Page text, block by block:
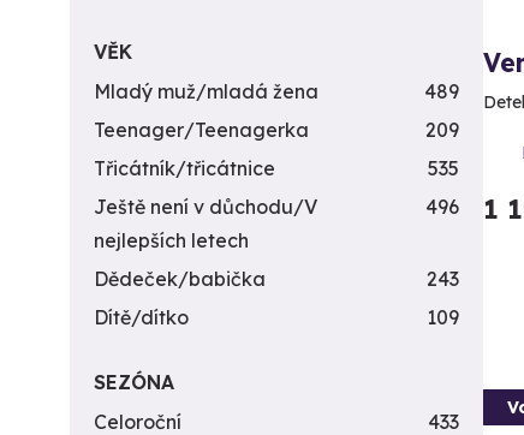
1
VĚK
Mladý muž/mladá žena
489
Teenager/Teenagerka
209
Třicátník/třicátnice
535
Ještě není v důchodu/V
nejlepších letech
496
Dědeček/babička
243
Dítě/dítko
109
SEZÓNA
Celoroční
433